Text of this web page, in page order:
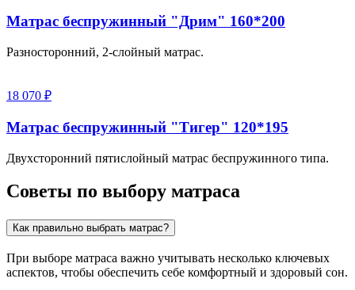
Матрас беспружинный "Дрим" 160*200
Разносторонний, 2-слойный матрас.
18 070 ₽
Матрас беспружинный "Тигер" 120*195
Двухсторонний пятислойный матрас беспружинного типа.
Советы по выбору матраса
Как правильно выбрать матрас?
При выборе матраса важно учитывать несколько ключевых
аспектов, чтобы обеспечить себе комфортный и здоровый сон.